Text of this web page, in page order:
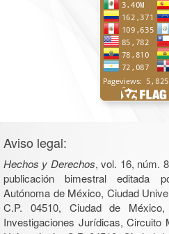
Aviso legal:
Hechos y Derechos, vol. 16, núm.
publicación bimestral editada
Autónoma de México, Ciudad
C.P. 04510, Ciudad de
Investigaciones Jurídicas,